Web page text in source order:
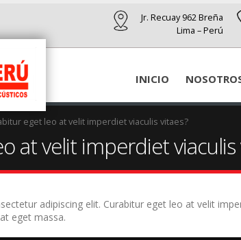
Jr. Recuay 962 Breña
Lima – Perú
INICIO
eget leo at velit imperdiet viaculis vitaes?
at velit imperdiet viaculis
adipiscing elit. Curabitur eget leo at velit
eget massa.